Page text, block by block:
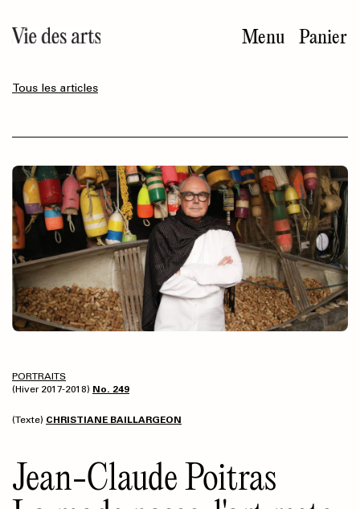
au
contenu
Menu Panier
Tous les articles
PORTRAITS
(Hiver 2017-2018) No. 249
(Texte) CHRISTIANE BAILLARGEON
Jean-Claude Poitras